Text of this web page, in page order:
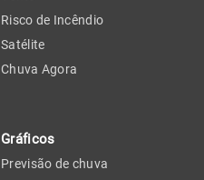
Risco de Incêndio
Satélite
Chuva Agora
Gráficos
Previsão de chuva